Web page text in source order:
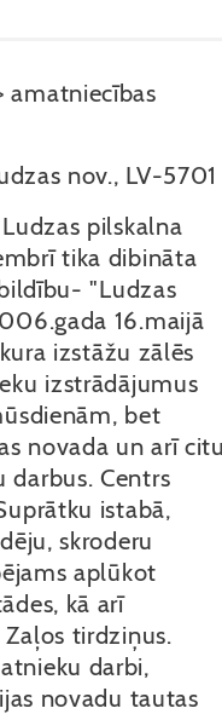
amatniecības
nov., LV-5701
pilskalna
tika dibināta
"Ludzas
16.maijā
izstāžu zālēs
izstrādājumus
bet
novada un arī citu
darbus. Centrs
istabā,
skroderu
aplūkot
kā arī
tirdziņus.
darbi,
novadu tautas